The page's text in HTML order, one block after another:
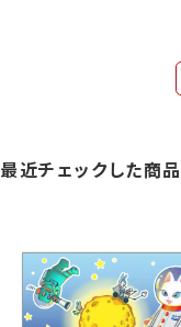
最近チェックした商品